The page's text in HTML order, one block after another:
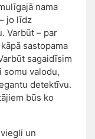
nama
jo līdz
Varbūt – par
sastopama
sagaidīsim
somu valodu,
detektīvu.
būs ko
un